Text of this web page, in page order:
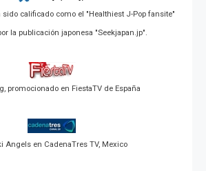
sido calificado como el "Healthiest J-Pop fansite"
la publicación japonesa "Seekjapan.jp".
promocionado en FiestaTV de España
Angels en CadenaTres TV, Mexico